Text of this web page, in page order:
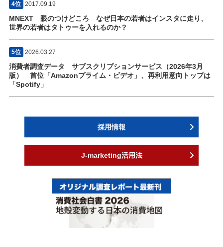
4位 2017.09.19
MNEXT 眼のつけどころ なぜ日本の若者はインスタに走り、
世界の若者はタトゥーを入れるのか？
5位 2026.03.27
消費者調査データ サブスクリプションサービス（2026年3月
版） 首位「Amazonプライム・ビデオ」、再利用意向トップは
「Spotify」
採用情報
J-marketing活用法